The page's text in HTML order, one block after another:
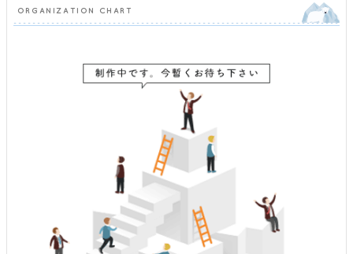
ORGANIZATION CHART